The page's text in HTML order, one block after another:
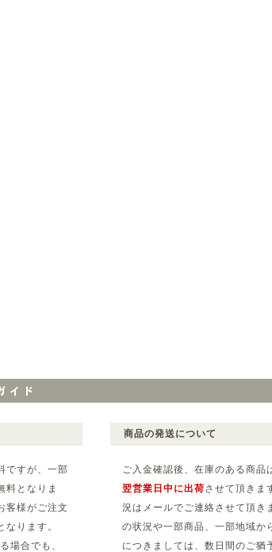
ですが、一部
料となりま
客様がご注文
ります。
場合でも、
商品の発送について
ご入金確認後、在庫のある商品
翌営業日中に出荷させて頂きま
況はメールでご連絡させて頂き
の状況や一部商品、一部地域か
につきましては、数日間のご猶